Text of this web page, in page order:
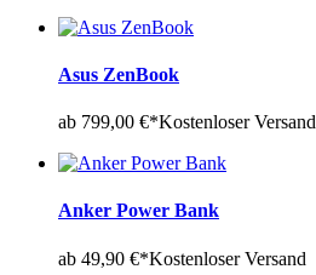
Asus ZenBook
ab 799,00 €*Kostenloser Versand
Anker Power Bank
ab 49,90 €*Kostenloser Versand